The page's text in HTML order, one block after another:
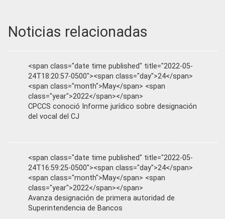
Noticias relacionadas
<span class="date time published" title="2022-05-
24T18:20:57-0500"><span class="day">24</span>
<span class="month">May</span> <span
class="year">2022</span></span>
CPCCS conoció Informe jurídico sobre designación
del vocal del CJ
<span class="date time published" title="2022-05-
24T16:59:25-0500"><span class="day">24</span>
<span class="month">May</span> <span
class="year">2022</span></span>
Avanza designación de primera autoridad de
Superintendencia de Bancos